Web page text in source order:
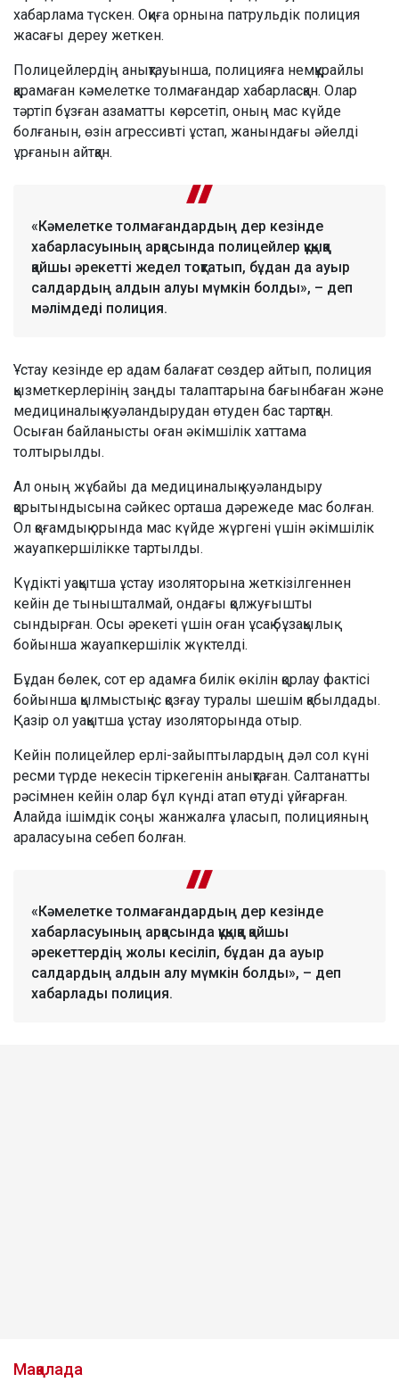
хабарлама түскен. Оқиға орнына патрульдік полиция
жасағы дереу жеткен.
Полицейлердің анықтауынша, полицияға немқұрайлы
қарамаған кәмелетке толмағандар хабарласқан. Олар
тәртіп бұзған азаматты көрсетіп, оның мас күйде
болғанын, өзін агрессивті ұстап, жанындағы әйелді
ұрғанын айтқан.
«Кәмелетке толмағандардың дер кезінде
хабарласуының арқасында полицейлер құқыққа
қайшы әрекетті жедел тоқтатып, бұдан да ауыр
салдардың алдын алуы мүмкін болды», – деп
мәлімдеді полиция.
Ұстау кезінде ер адам балағат сөздер айтып, полиция
қызметкерлерінің заңды талаптарына бағынбаған және
медициналық куәландырудан өтуден бас тартқан.
Осыған байланысты оған әкімшілік хаттама
толтырылды.
Ал оның жұбайы да медициналық куәландыру
қорытындысына сәйкес орташа дәрежеде мас болған.
Ол қоғамдық орында мас күйде жүргені үшін әкімшілік
жауапкершілікке тартылды.
Күдікті уақытша ұстау изоляторына жеткізілгеннен
кейін де тынышталмай, ондағы қолжуғышты
сындырған. Осы әрекеті үшін оған ұсақ бұзақылық
бойынша жауапкершілік жүктелді.
Бұдан бөлек, сот ер адамға билік өкілін қорлау фактісі
бойынша қылмыстық іс қозғау туралы шешім қабылдады.
Қазір ол уақытша ұстау изоляторында отыр.
Кейін полицейлер ерлі-зайыптылардың дәл сол күні
ресми түрде некесін тіркегенін анықтаған. Салтанатты
рәсімнен кейін олар бұл күнді атап өтуді ұйғарған.
Алайда ішімдік соңы жанжалға ұласып, полицияның
араласуына себеп болған.
«Кәмелетке толмағандардың дер кезінде
хабарласуының арқасында құқыққа қайшы
әрекеттердің жолы кесіліп, бұдан да ауыр
салдардың алдын алу мүмкін болды», – деп
хабарлады полиция.
Мақалада